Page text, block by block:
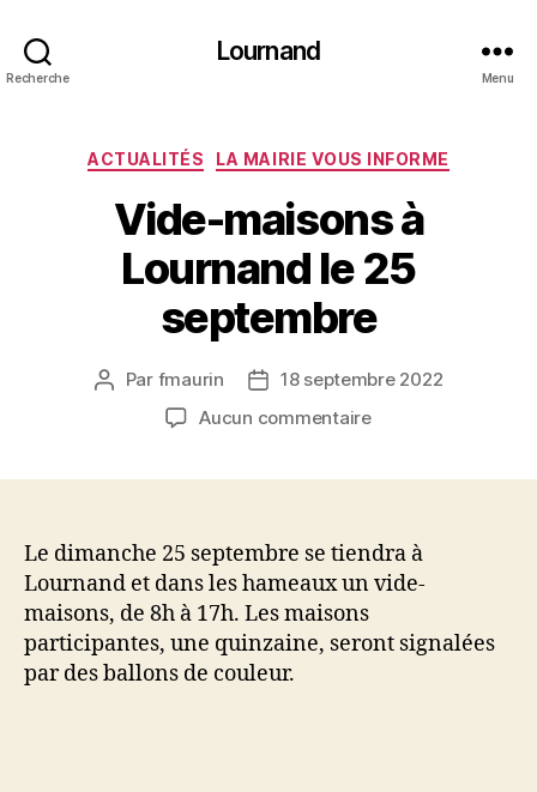
Recherche
Lournand
Menu
Catégories
ACTUALITÉS LA MAIRIE VOUS INFORME
Vide-maisons à
Lournand le 25
septembre
Auteur
Par fmaurin
Date18 septembre 2022
Aucun commentairesur
le
25
Le dimanche 25 septembre se tiendra à
Lournand et dans les hameaux un vide-
maisons, de 8h à 17h. Les maisons
participantes, une quinzaine, seront signalées
par des ballons de couleur.